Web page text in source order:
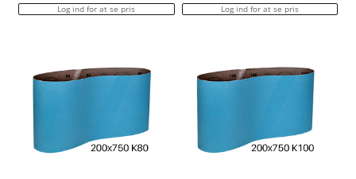
Log ind for at se pris Log ind for at se pris